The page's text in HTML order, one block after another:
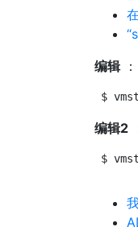
编辑：
$
编辑2
$